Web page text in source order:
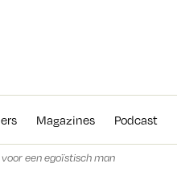
Magazines Podcast
een egoïstisch man